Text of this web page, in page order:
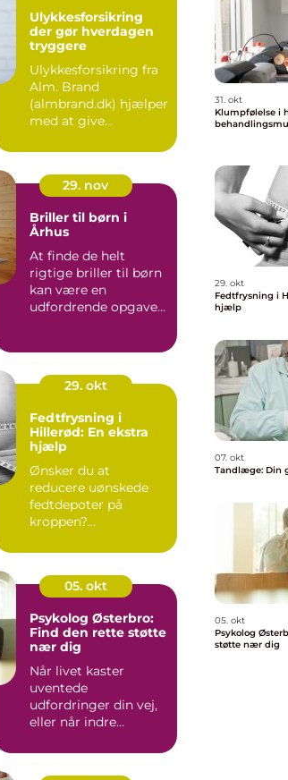
Ulykkesforsikring
der gør hverdagen
tryggere
Ulykkesforsikring fra
Alm. Brand
(almbrand.dk) hjælper
med at give
pludseligt ...
29. nov
Briller til børn i
Århus
At finde de helt
rigtige briller til børn
kan være en
udfordrende opgave
29. okt
Fedtfrysning i
Hillerød: En ekstra
hjælp
Ønsker du at
reducere uønskede
fedtdepoter på
kroppen?
Hiller&oslas...
05. okt
Psykolog Østerbro:
Find den rette støtte
nær dig
Når livet kaster
uventede
udfordringer din vej,
eller når indre
k...
31. okt
Klumpfølelse i
29. okt
Fedtfrysning i
hjælp
07. okt
Tandlæge: Din
05. okt
Psykolog
støtte nær dig